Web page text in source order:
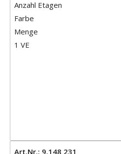
Anzahl Etagen
Farbe
Menge
1 VE
Art.Nr.: 9.148 231